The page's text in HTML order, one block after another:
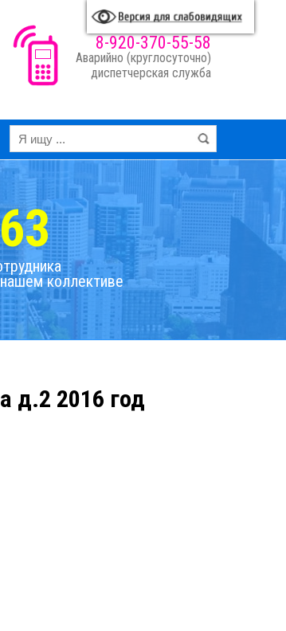
8-920-370-55-58
Аварийно (круглосуточно)
диспетчерская служба
63
коллективе
д.2 2016 год